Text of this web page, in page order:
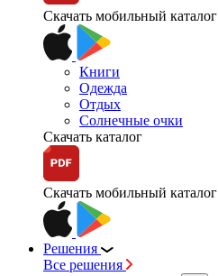
Скачать мобильный каталог
Книги
Одежда
Отдых
Солнечные очки
Скачать каталог
Скачать мобильный каталог
Решения
Все решения